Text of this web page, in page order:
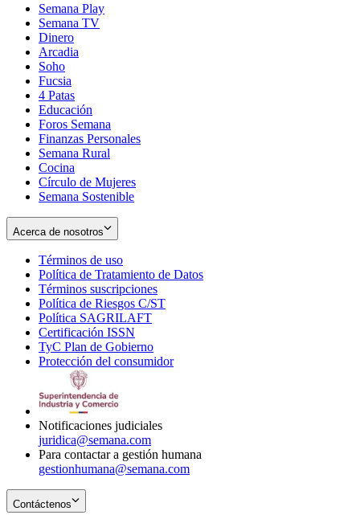
Semana Play
Semana TV
Dinero
Arcadia
Soho
in
new
window
Fucsia
in
new
window
4 Patas
Educación
Foros Semana
Finanzas Personales
Semana Rural
Cocina
Círculo de Mujeres
Semana Sostenible
Acerca de nosotros
Términos de uso
in
new
window
Política de Tratamiento de Datos
Términos suscripciones
in
Política de Riesgos C/ST
Política SAGRILAFT
new
window
Certificación ISSN
in
new
TyC Plan de Gobierno
in
Protección del consumidorOpens
Notificaciones judiciales
juridica@semana.com
Para contactar a gestión humana
gestionhumana@semana.com
Contáctenos